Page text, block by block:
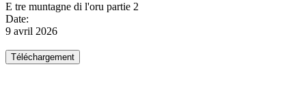
E tre muntagne di l'oru partie 2
Date:
9 avril 2026